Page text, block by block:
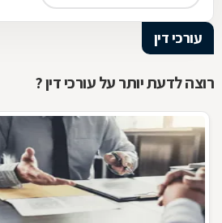
עורכי דין
רוצה לדעת יותר על עורכי דין ?